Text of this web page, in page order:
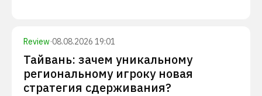
Review·08.08.2026 19:01
Тайвань: зачем уникальному
региональному игроку новая
стратегия сдерживания?